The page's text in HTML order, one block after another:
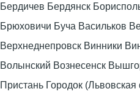
Бердичев Бердянск
Брюховичи Буча Васильков
Верхнеднепровск Винники
Волынский Вознесенск
Пристань Городок (Львовская